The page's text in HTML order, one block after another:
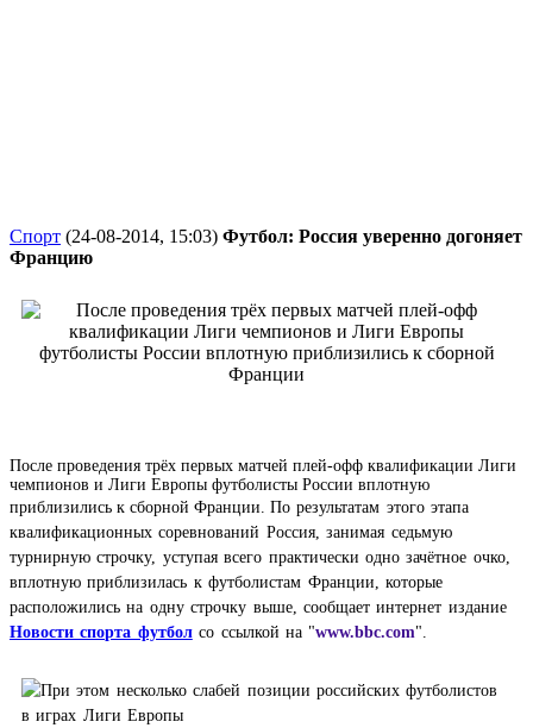
Спорт (24-08-2014, 15:03) Футбол: Россия уверенно догоняет
Францию
После проведения трёх первых матчей плей-офф квалификации Лиги
чемпионов и Лиги Европы футболисты России вплотную
приблизились к сборной Франции. По результатам этого этапа
квалификационных соревнований Россия, занимая седьмую
турнирную строчку, уступая всего практически одно зачётное очко,
вплотную приблизилась к футболистам Франции, которые
расположились на одну строчку выше, сообщает интернет издание
Новости спорта футболсо ссылкой на "www.bbc.com".